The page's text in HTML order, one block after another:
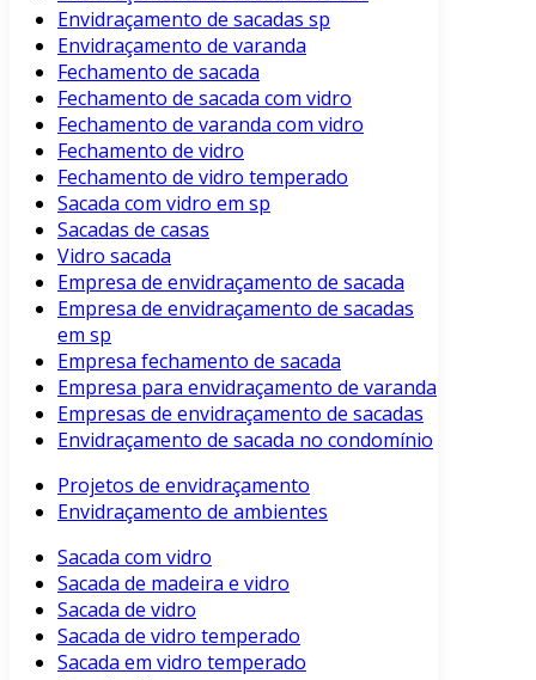
Envidraçamento de sacadas sp
Envidraçamento de varanda
Fechamento de sacada
Fechamento de sacada com vidro
Fechamento de varanda com vidro
Fechamento de vidro
Fechamento de vidro temperado
Sacada com vidro em sp
Sacadas de casas
Vidro sacada
Empresa de envidraçamento de sacada
Empresa de envidraçamento de sacadas
em sp
Empresa fechamento de sacada
Empresa para envidraçamento de varanda
Empresas de envidraçamento de sacadas
Envidraçamento de sacada no condomínio
Projetos de envidraçamento
Envidraçamento de ambientes
Sacada com vidro
Sacada de madeira e vidro
Sacada de vidro
Sacada de vidro temperado
Sacada em vidro temperado